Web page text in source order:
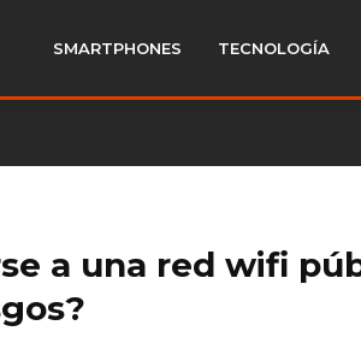
SMARTPHONES TECNOLOGÍA
a una red wifi